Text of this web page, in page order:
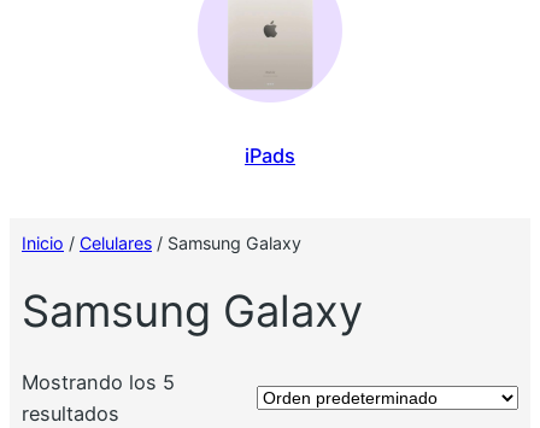
iPads
Inicio / Celulares / Samsung Galaxy
Samsung Galaxy
Mostrando los 5
resultados